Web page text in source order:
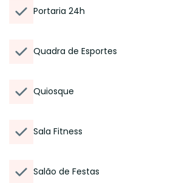
Portaria 24h
Quadra de Esportes
Quiosque
Sala Fitness
Salão de Festas